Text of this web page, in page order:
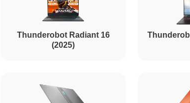
Thunderobot Radiant 16
(2025)